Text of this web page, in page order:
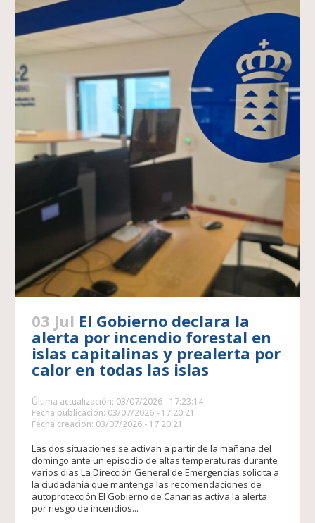
03 Jul El Gobierno declara la
alerta por incendio forestal en
islas capitalinas y prealerta por
calor en todas las islas
Última actualización: 03/07/2026 - 17:23:14
Fecha publicación: 03/07/2026 - 17:20:21
Fecha creacion: 03/07/2026 - 17:20:21
Las dos situaciones se activan a partir de la mañana del
domingo ante un episodio de altas temperaturas durante
varios días La Dirección General de Emergencias solicita a
la ciudadanía que mantenga las recomendaciones de
autoprotección El Gobierno de Canarias activa la alerta
por riesgo de incendios...